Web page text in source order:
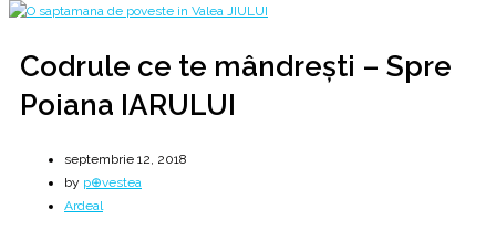
Codrule ce te mândrești – Spre
Poiana IARULUI
septembrie 12, 2018
by p⊕vestea
Ardeal